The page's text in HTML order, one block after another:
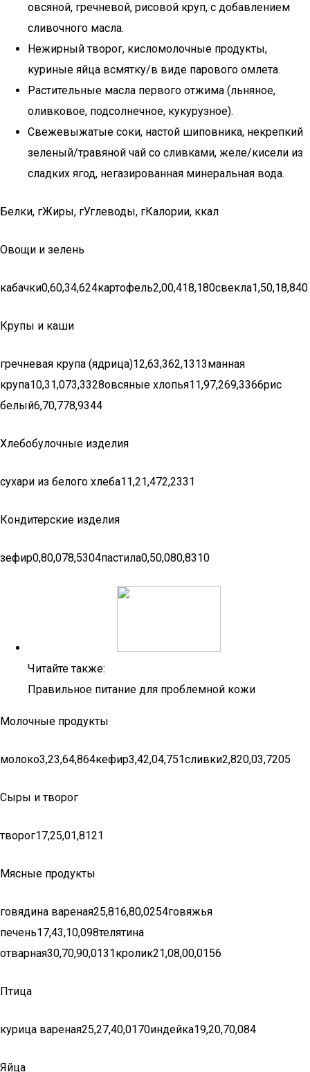
овсяной, гречневой, рисовой круп, с добавлением
сливочного масла.
Нежирный творог, кисломолочные продукты,
куриные яйца всмятку/в виде парового омлета.
Растительные масла первого отжима (льняное,
оливковое, подсолнечное, кукурузное).
Свежевыжатые соки, настой шиповника, некрепкий
зеленый/травяной чай со сливками, желе/кисели из
сладких ягод, негазированная минеральная вода.
Белки, гЖиры, гУглеводы, гКалории, ккал
Овощи и зелень
кабачки0,60,34,624картофель2,00,418,180свекла1,50,18,840
Крупы и каши
гречневая крупа (ядрица)12,63,362,1313манная
крупа10,31,073,3328овсяные хлопья11,97,269,3366рис
белый6,70,778,9344
Хлебобулочные изделия
сухари из белого хлеба11,21,472,2331
Кондитерские изделия
зефир0,80,078,5304пастила0,50,080,8310
Читайте также:
Правильное питание для проблемной кожи
Молочные продукты
молоко3,23,64,864кефир3,42,04,751сливки2,820,03,7205
Сыры и творог
творог17,25,01,8121
Мясные продукты
говядина вареная25,816,80,0254говяжья
печень17,43,10,098телятина
отварная30,70,90,0131кролик21,08,00,0156
Птица
курица вареная25,27,40,0170индейка19,20,70,084
Яйца